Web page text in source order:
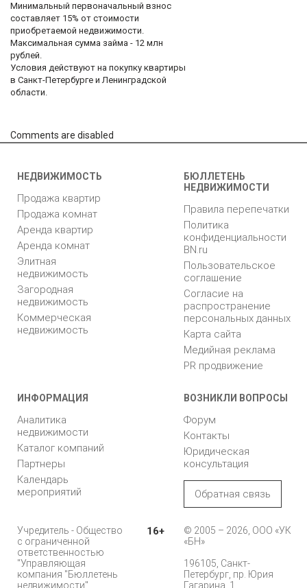
Минимальный первоначальный взнос
составляет 15% от стоимости
приобретаемой недвижимости.
Максимальная сумма займа - 12 млн
рублей.
Условия действуют на покупку квартиры
в Санкт-Петербурге и Ленинградской
области.
Comments are disabled
НЕДВИЖИМОСТЬ
Продажа квартир
Продажа комнат
Аренда квартир
Аренда комнат
Элитная
недвижимость
Загородная
недвижимость
Коммерческая
недвижимость
БЮЛЛЕТЕНЬ
НЕДВИЖИМОСТИ
Правила перепечатки
Политика
конфиденциальности
BN.ru
Пользовательское
соглашение
Согласие на
распространение
персональных данных
Карта сайта
Медийная реклама
PR продвижение
ИНФОРМАЦИЯ
Аналитика
недвижимости
Каталог компаний
Партнеры
Календарь
мероприятий
ВОЗНИКЛИ ВОПРОСЫ
Форум
Контакты
Юридическая
консультация
Обратная связь
Учредитель - Общество
с ограниченной
ответственностью
"Управляющая
компания "Бюллетень
недвижимости"
16+
© 2005 – 2026, ООО «УК
«БН»
196105, Санкт-
Петербург, пр. Юрия
Гагарина, 1